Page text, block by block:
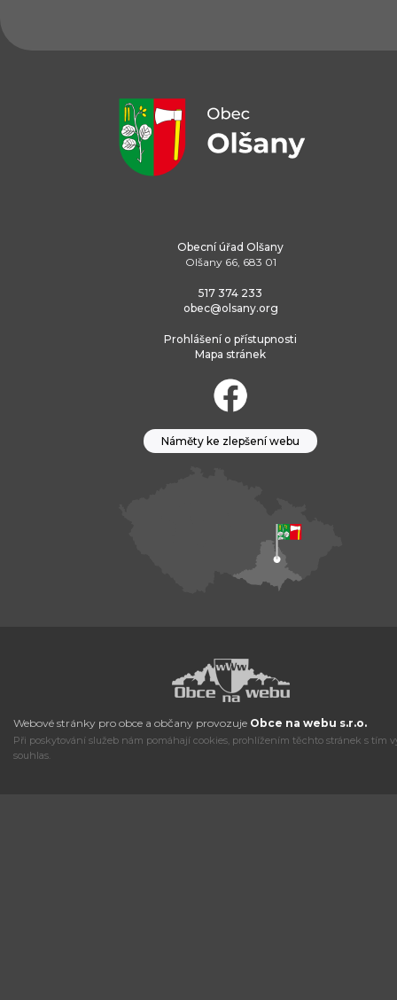
Obecní úřad Olšany
Olšany 66, 683 01
517 374 233
obec@olsany.org
Prohlášení o přístupnosti
Mapa stránek
Náměty ke zlepšení webu
Webové stránky pro obce a občany provozuje Obce na webu s.r.o.
Při poskytování služeb nám pomáhají cookies, prohlížením těchto stránek s tím
souhlas.